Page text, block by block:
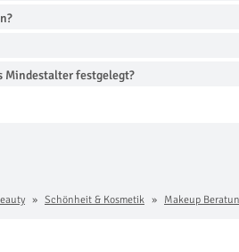
Mindestalter festgelegt?
Schönheit & Kosmetik Makeup